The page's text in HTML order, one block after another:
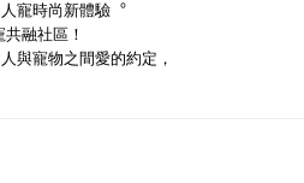
寵時尚新體驗︒
融社區！
與寵物之間愛的約定，